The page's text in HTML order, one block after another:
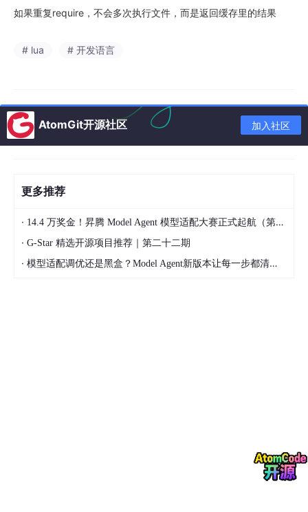
如果重复require，不会多次执行文件，而是返回缓存里的结果
# lua # 开发语言
AtomGit开源社区 加入社区
更多推荐
· 14.4 万奖金！昇腾 Model Agent 模型适配大赛正式起航（第二季）
· G-Star 精选开源项目推荐｜第二十二期
· 模型适配调优还是黑盒？Model Agent新版本让每一步都清晰可见